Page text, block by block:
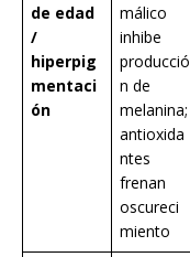
de edad
/
hiperpig
mentaci
ón
málico
inhibe
producció
n de
melanina;
antioxida
ntes
frenan
oscureci
miento